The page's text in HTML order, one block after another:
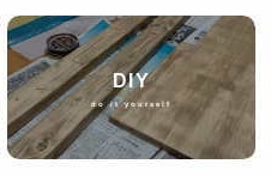
DIY
do it yourself